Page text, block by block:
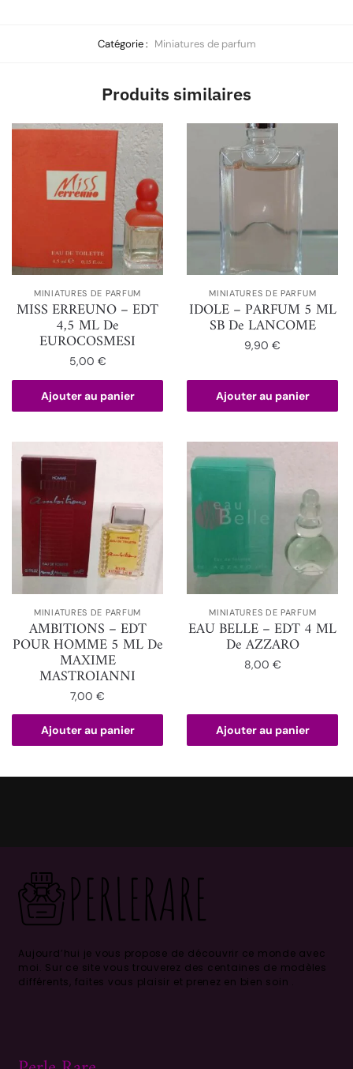
Catégorie : Miniatures de parfum
Produits similaires
MINIATURES DE PARFUM
MISS ERREUNO – EDT
4,5 ML De
EUROCOSMESI
5,00 €
Ajouter au panier
MINIATURES DE PARFUM
IDOLE – PARFUM 5 ML
SB De LANCOME
9,90€
Ajouter au panier
MINIATURES DE PARFUM
AMBITIONS – EDT
POUR HOMME 5 ML De
MAXIME
MASTROIANNI
7,00€
Ajouter au panier
MINIATURES DE PARFUM
EAU BELLE – EDT 4 ML
De AZZARO
8,00 €
Ajouter au panier
Aujourd’hui je vous propose de découvrir ce monde avec
moi. Sur ce site vous trouverez des centaines de modèles
différents, faites vous plaisir et prenez en bien soin .